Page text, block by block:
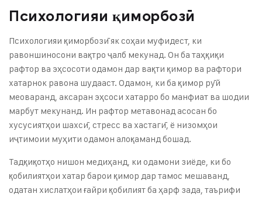
Психологияи қиморбозӣ
Психологияи қиморбозӣ як соҳаи муфидест, ки
равоншиносони вақтро ҷалб мекунад. Он ба таҳқиқи
рафтор ва эҳсосоти одамон дар вақти қимор ва рафтори
хатарнок равона шудааст. Одамон, ки ба қимор рӯй
меоваранд, аксаран эҳсоси хатарро бо манфиат ва шодии
марбут мекунанд. Ин рафтор метавонад асосан бо
хусусиятҳои шахсӣ, стресс ва хастагӣ, ё низомҳои
иҷтимоии муҳити одамон алоқаманд бошад.
Тадқиқотҳо нишон медиҳанд, ки одамони зиёде, ки бо
қобилиятҳои хатар барои қимор дар тамос мешаванд,
одатан хислатҳои ғайри қобилият ба ҳарф зада, таърифи